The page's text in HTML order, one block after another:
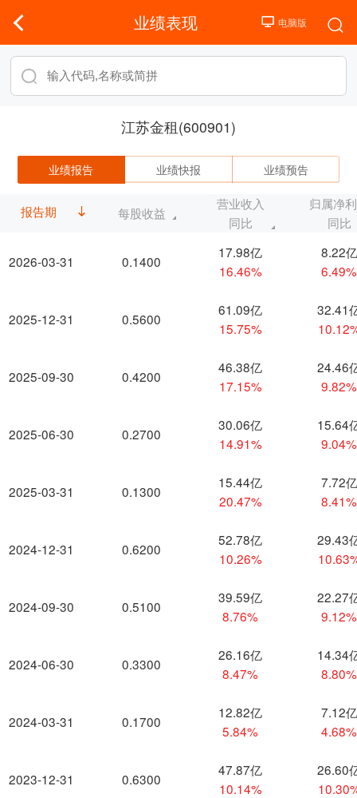
业绩表现
江苏金租(600901)
业绩报告 业绩快报 业绩预告
报告期
2026-03-31
2025-12-31
2025-09-30
2025-06-30
2025-03-31
2024-12-31
2024-09-30
2024-06-30
2024-03-31
2023-12-31
每股收益
营业收入
同比
归属净
同比
0.1400
17.98亿
16.46%
8.22亿
6.49%
0.5600
61.09亿
15.75%
32.41
0.4200
46.38亿
17.15%
24.46
9.82%
0.2700
30.06亿
14.91%
15.64
9.04%
0.1300
15.44亿
20.47%
7.72亿
8.41%
0.6200
52.78亿
10.26%
29.43
0.5100
39.59亿
8.76%
22.27
9.12%
0.3300
26.16亿
8.47%
14.34
8.80%
0.1700
12.82亿
5.84%
7.12亿
4.68%
0.6300
47.87亿
10.14%
26.60